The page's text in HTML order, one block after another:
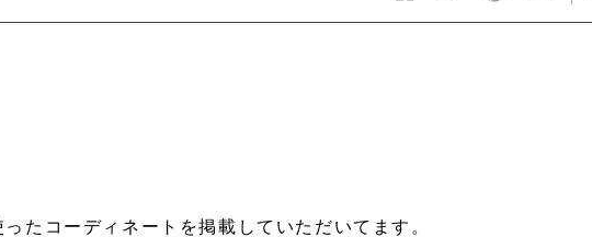
たコーディネートを掲載していただいてます。